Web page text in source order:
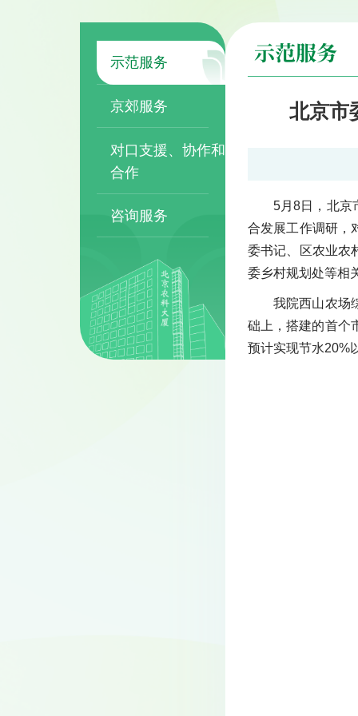
示范服务
京郊服务
对口支援、协作和
合作
咨询服务
示范服务
北京市
5月8日，北京
合发展工作调研，
委书记、区农业农
委乡村规划处等相
我院西山农场
础上，搭建的首个
预计实现节水20%